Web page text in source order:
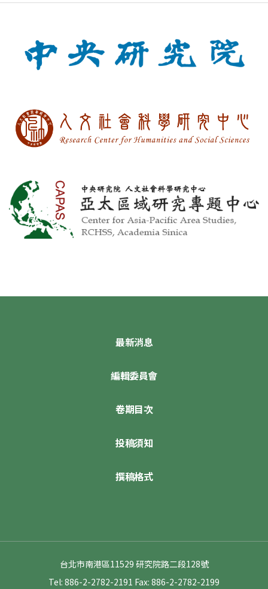
最新消息
編輯委員會
卷期目次
投稿須知
撰稿格式
台北市南港區11529 研究院路二段128號
Tel: 886-2-2782-2191 Fax: 886-2-2782-2199